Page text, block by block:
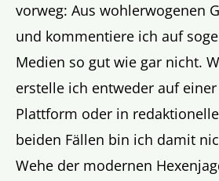
vorweg: Aus wohlerwogenen
und kommentiere ich auf
Medien so gut wie gar nicht.
erstelle ich entweder auf
Plattform oder in
beiden Fällen bin ich damit
Wehe der modernen